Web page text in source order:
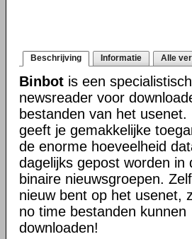
Beschrijving Informatie Alle
Binbot is een
newsreader voor
bestanden van het usenet.
geeft je gemakkelijke
de enorme hoeveelheid
dagelijks gepost worden in
binaire nieuwsgroepen.
nieuw bent op het usenet,
no time bestanden kunnen
downloaden!